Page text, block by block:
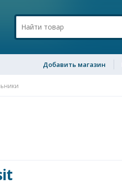
Добавить магазин